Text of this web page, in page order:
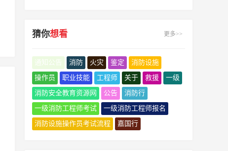
猜你想看 更多>>
通知公告 消防 火灾 鉴定 消防设施
操作员 职业技能 工程师 关于 救援 一级
消防安全教育资源网 公告 消防行
一级消防工程师考试 一级消防工程师报名
消防设施操作员考试流程 嘉国行